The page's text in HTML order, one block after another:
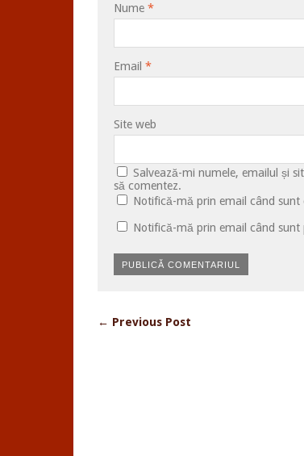
Nume *
Email *
Site web
Salvează-mi numele, emailul și
să comentez.
Notifică-mă prin email când sunt
Notifică-mă prin email când sunt
← Previous Post